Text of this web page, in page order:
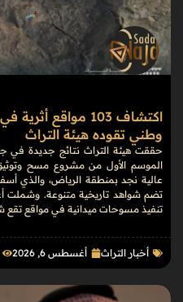
اكتشاف 103
وطني تقوده هيئة التراث
حققت هيئة التراث نتائج جديدة في
الموسم الأول من مشروع مسح
تنفيذ مسوحات ميدانية في مواقع
أخبار التراث أغسطس 6, 2026